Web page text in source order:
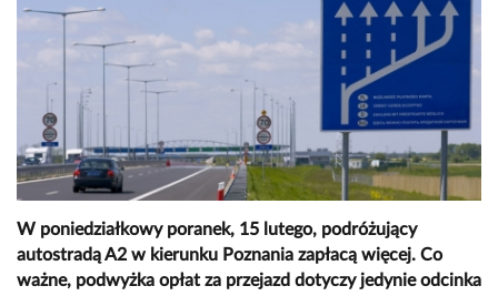
W poniedziałkowy poranek, 15 lutego, podróżujący
autostradą A2 w kierunku Poznania zapłacą więcej. Co
ważne, podwyżka opłat za przejazd dotyczy jedynie odcinka